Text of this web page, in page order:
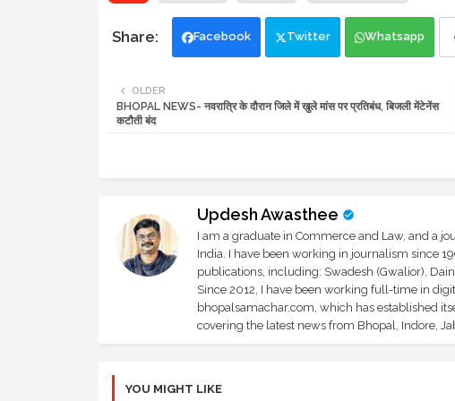
Facebook Twitter Whatsapp
OLDER
BHOPAL NEWS- नवरात्रि के दौरान जिले में खुले मांस पर प्रतिबंध, बिजली मेंटेनेंस
कटौती बंद
Updesh Awasthee
I am a graduate in Commerce and Law, and a
India. I have been working in journalism since
publications, including: Swadesh (Gwalior),
Since 2012, I have been working full-time in
bhopalsamachar.com, which has established
covering the latest news from Bhopal, Indore,
YOU MIGHT LIKE